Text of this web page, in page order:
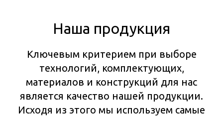
Наша продукция
Ключевым критерием при выборе
технологий, комплектующих,
материалов и конструкций для нас
является качество нашей продукции.
Исходя из этого мы используем самые